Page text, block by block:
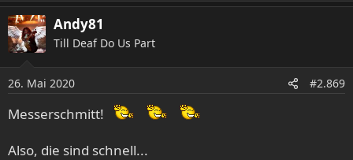
a
k
t
i
o
n
e
n
Andy81
Till Deaf Do Us Part
26. Mai 2020 #2.869
Messerschmitt!
Also, die sind schnell...